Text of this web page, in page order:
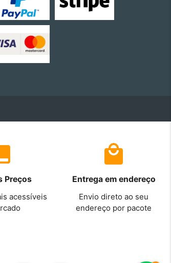
Preços
acessíveis
Entrega em endereço
Envio direto ao seu
endereço por pacote